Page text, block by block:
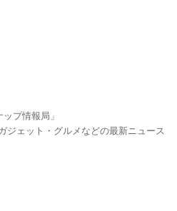
プ情報局」
ジェット・グルメなどの最新ニュース